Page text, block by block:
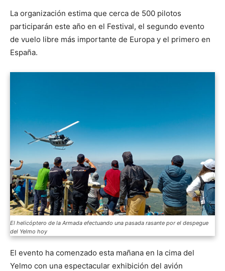
La organización estima que cerca de 500 pilotos
participarán este año en el Festival, el segundo evento
de vuelo libre más importante de Europa y el primero en
España.
El helicóptero de la Armada efectuando una pasada rasante por el despegue
del Yelmo hoy
El evento ha comenzado esta mañana en la cima del
Yelmo con una espectacular exhibición del avión